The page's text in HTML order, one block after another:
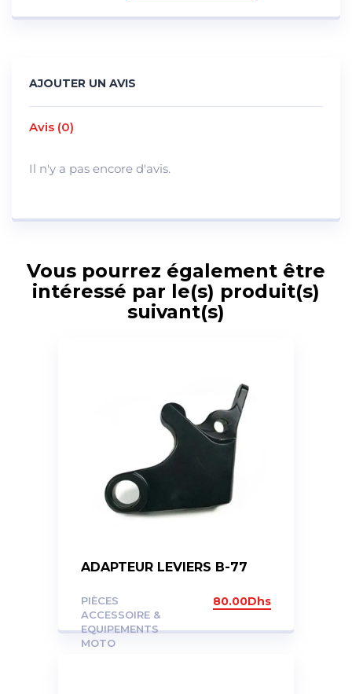
AJOUTER UN AVIS
Avis (0)
Il n'y a pas encore d'avis.
Vous pourrez également être
intéressé par le(s) produit(s)
suivant(s)
ADAPTEUR LEVIERS B-77
PIÈCES
ACCESSOIRE &
EQUIPEMENTS
MOTO
80.00Dhs